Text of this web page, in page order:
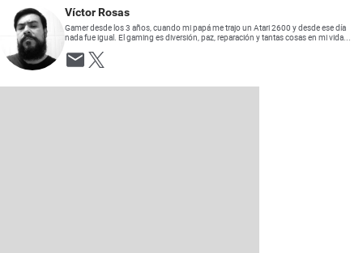
Víctor Rosas
Gamer desde los 3 años, cuando mi papá me trajo un Atari 2600 y desde ese día
nada fue igual. El gaming es diversión, paz, reparación y tantas cosas en mi vida...
Opens in new window